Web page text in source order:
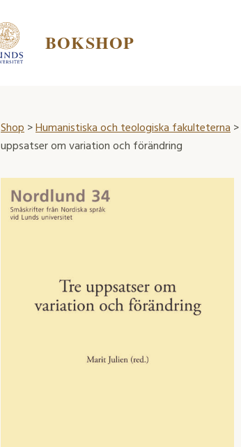
BOKSHOP
Shop>Humanistiska och teologiska fakulteterna>
uppsatser om variation och förändring